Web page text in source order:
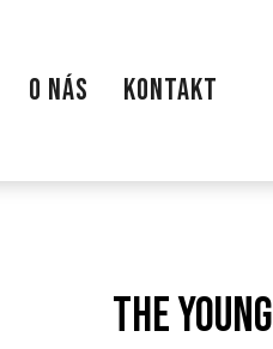
O NÁS KONTAKT
The